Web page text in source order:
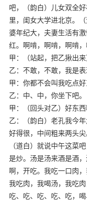
吧，（韵白）儿女双全
里，闺女大学进北京。
婆年纪大，夫妻生活有
红。啊啃，啊啃，啊啃
甲：（站起，把乙揪出
乙：不敢，不敢，我是表
甲：你都不会叫我吃点好
乙：中、中，你坐下吧。
甲：（回头对乙）好东西
乙：（韵白）老孔我今
好得很，中间粗来两头
（道白）就说中午这菜
是炒。汤是汤来酒是酒
啊，开吃。我吃一口肉
我吃肉，我喝汤，我吃
吃、吃、吃、吃、吃，